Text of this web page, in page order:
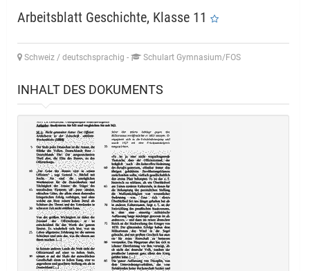
Arbeitsblatt Geschichte, Klasse 11
Schweiz / deutschsprachig - Schulart Gymnasium/FOS
INHALT DES DOKUMENTS